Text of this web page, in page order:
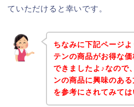
ていただけると幸いです。
ちなみに下記ページ
テンの商品がお得な
できましたよ♪なので
ンの商品に興味のあ
を参考にされてみて